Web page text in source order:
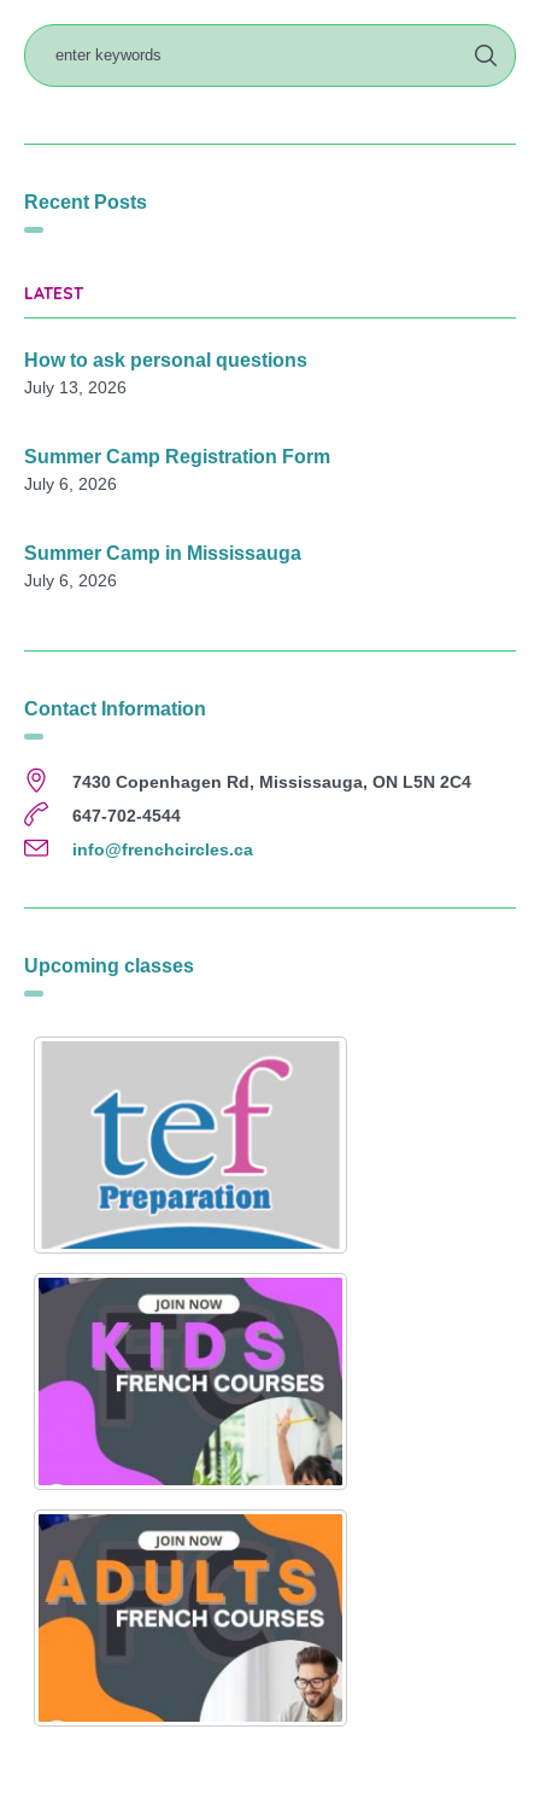
Recent Posts
LATEST
How to ask personal questions
July 13, 2026
Summer Camp Registration Form
July 6, 2026
Summer Camp in Mississauga
July 6, 2026
Contact Information
7430 Copenhagen Rd, Mississauga, ON L5N 2C4
647-702-4544
info@frenchcircles.ca
Upcoming classes